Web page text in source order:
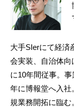
大手SIerにて経済
会実装、自治体
に10年間従事。
年に博報堂へ入
規業務開拓に臨む